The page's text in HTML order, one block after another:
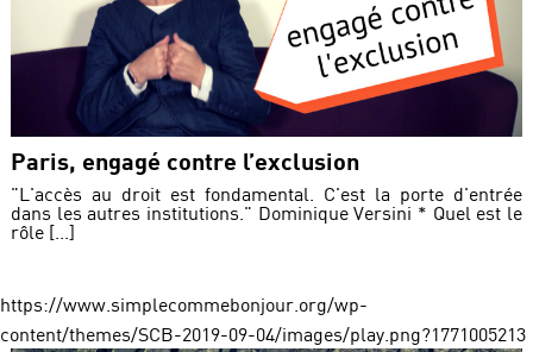
Paris, engagé contre l’exclusion
"L'accès au droit est fondamental. C'est la porte d'entrée
dans les autres institutions." Dominique Versini * Quel est le
rôle [...]
https://www.simplecommebonjour.org/wp-
content/themes/SCB-2019-09-04/images/play.png?1771005213